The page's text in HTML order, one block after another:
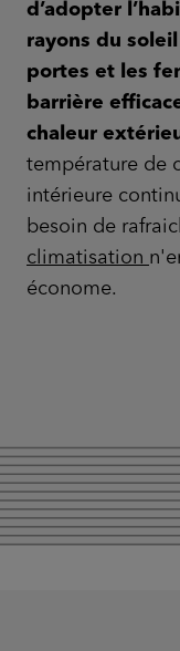
d’adopter
rayons du
portes et les
barrière
chaleur
température de
intérieure
besoin de
climatisation
économe.